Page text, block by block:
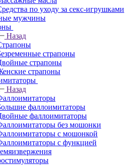
по уходу за секс-игрушками
мужчины
Назад
страпоны
страпоны
страпоны
Назад
фаллоимитаторы
фаллоимитаторы
без мошонки
с мошонкой
с функцией